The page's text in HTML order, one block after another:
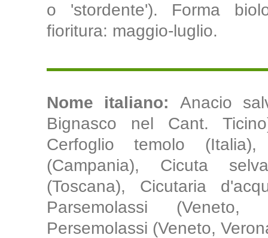
o 'stordente'). Forma
fioritura: maggio-luglio.
Nome italiano: Anacio
Bignasco nel Cant.
Cerfoglio temolo
(Campania), Cicuta
(Toscana), Cicutaria
Parsemolassi (Veneto,
Persemolassi (Veneto,